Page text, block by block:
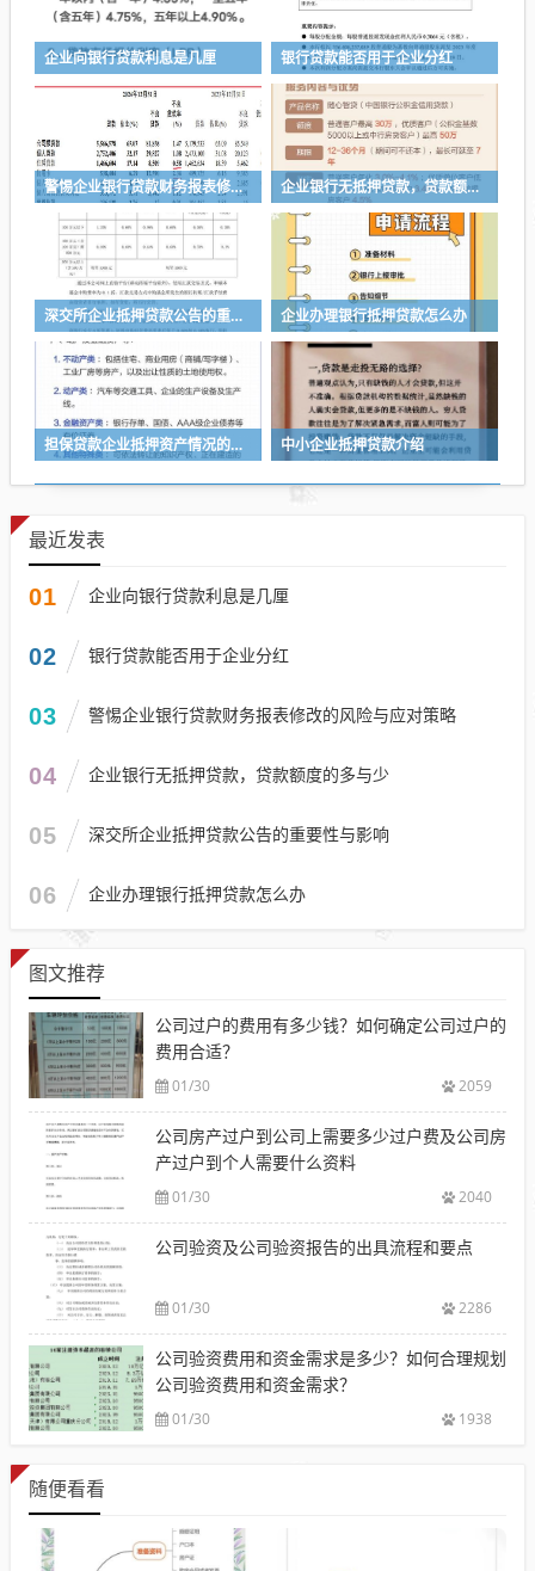
企业向银行贷款利息是几厘 银行贷款能否用于企业分红
警惕企业银行贷款财务报表修改的风险与应对策略 企业银行无抵押贷款，贷款额度的多与少
深交所企业抵押贷款公告的重要性与影响 企业办理银行抵押贷款怎么办
担保贷款企业抵押资产情况的重要性与分析 中小企业抵押贷款介绍
最近发表
01 企业向银行贷款利息是几厘
02 银行贷款能否用于企业分红
03 警惕企业银行贷款财务报表修改的风险与应对策略
04 企业银行无抵押贷款，贷款额度的多与少
05 深交所企业抵押贷款公告的重要性与影响
06 企业办理银行抵押贷款怎么办
图文推荐
公司过户的费用有多少钱？如何确定公司过户的
费用合适？
01/30 2059
公司房产过户到公司上需要多少过户费及公司房
产过户到个人需要什么资料
01/30 2040
公司验资及公司验资报告的出具流程和要点
01/30 2286
公司验资费用和资金需求是多少？如何合理规划
公司验资费用和资金需求？
01/30 1938
随便看看